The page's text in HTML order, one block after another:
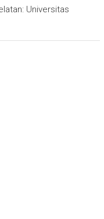
Universitas